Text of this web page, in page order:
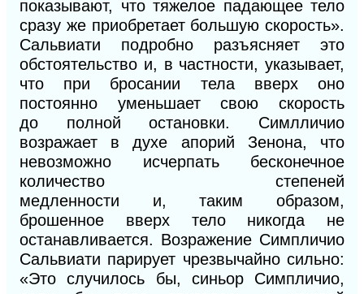
показывают, что тяжелое падающее тело
сразу же приобретает большую скорость».
Сальвиати подробно разъясняет это
обстоятельство и, в частности, указывает,
что при бросании тела вверх оно
постоянно уменьшает свою скорость
до полнойостановки. Симлличио
возражает в духе апорий Зенона, что
невозможно исчерпать бесконечное
количество степеней
медленности и,таким образом,
брошенное вверх тело никогда не
останавливается. Возражение Симпличио
Сальвиати парирует чрезвычайно сильно:
«Это случилось бы, синьор Симпличио,